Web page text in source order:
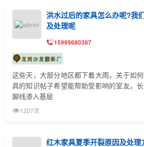
洪水过后的家具怎么办呢?我
及处理呢
15999680387
龙岗沙发翻新厂
这些天，大部分地区都下着大雨，关于如
具的知识帖子希望能帮助受影响的室友。
脚线渗入基层
1207次
红木家具夏季开裂原因及处理